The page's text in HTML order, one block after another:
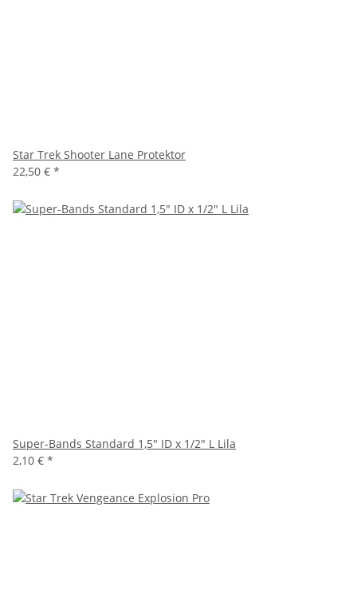
Star Trek Shooter Lane Protektor
22,50 € *
Super-Bands Standard 1,5" ID x 1/2" L Lila
2,10 € *